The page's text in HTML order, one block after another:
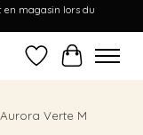
en magasin lors du
Liste dePanier
Verte M